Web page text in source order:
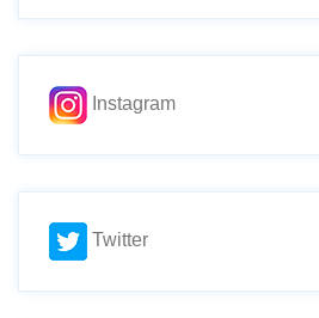
Instagram
Twitter